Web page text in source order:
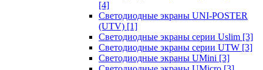
[4]
Светодиодные экраны UNI-POSTER
(UTV) [1]
Светодиодные экраны серии Uslim [3]
Светодиодные экраны серии UTW [3]
Светодиодные экраны UMini [3]